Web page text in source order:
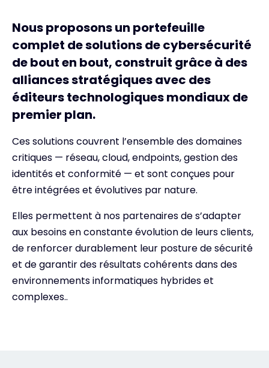
Nous proposons un portefeuille
complet de solutions de cybersécurité
de bout en bout, construit grâce à des
alliances stratégiques avec des
éditeurs technologiques mondiaux de
premier plan.
Ces solutions couvrent l’ensemble des domaines
critiques — réseau, cloud, endpoints, gestion des
identités et conformité — et sont conçues pour
être intégrées et évolutives par nature.
Elles permettent à nos partenaires de s’adapter
aux besoins en constante évolution de leurs clients,
de renforcer durablement leur posture de sécurité
et de garantir des résultats cohérents dans des
environnements informatiques hybrides et
complexes..